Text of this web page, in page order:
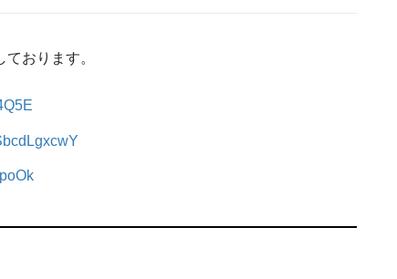
おります。